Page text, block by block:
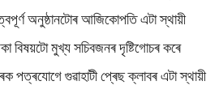
অনুষ্ঠানটোৰ আজিকোপতি এটা স্থায়ী
বিষয়টো মুখ্য সচিবজনৰ দৃষ্টিগোচৰ কৰে
পত্ৰযোগে গুৱাহাটী প্ৰেছ ক্লাবৰ এটা স্থায়ী